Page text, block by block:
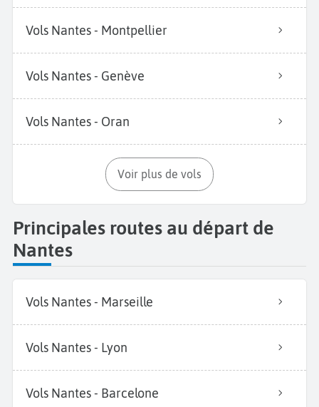
Vols Nantes - Montpellier
Vols Nantes - Genève
Vols Nantes - Oran
Voir plus de vols
Principales routes au départ de
Nantes
Vols Nantes - Marseille
Vols Nantes - Lyon
Vols Nantes - Barcelone